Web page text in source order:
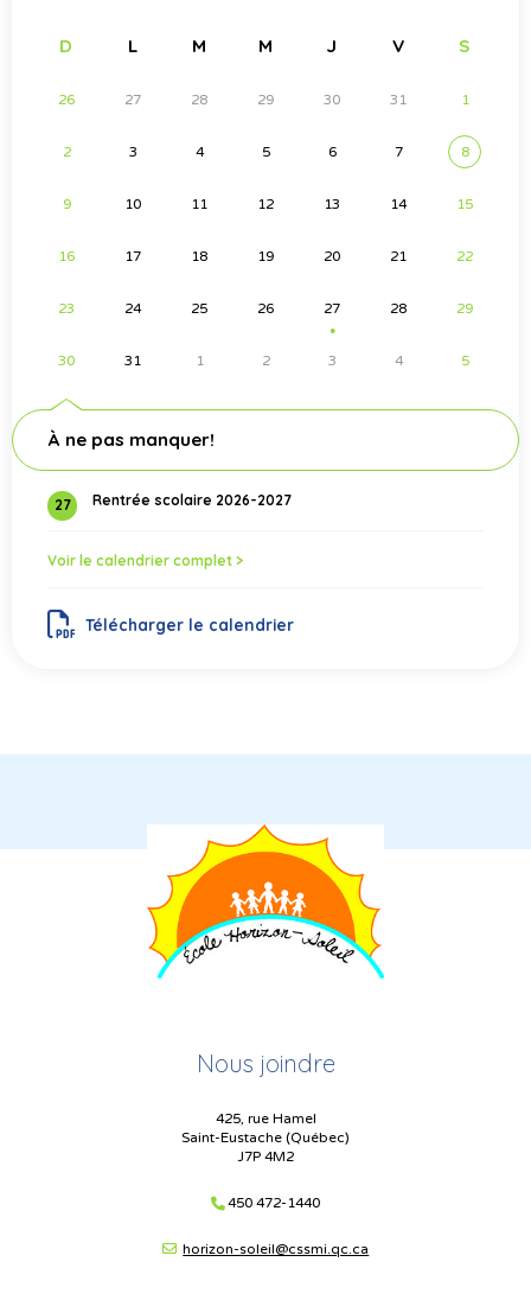
D L M M J V S
26 27 28 29 30 31 1
2 3 4 5 6 7 8
9 10 11 12 13 14 15
16 17 18 19 20 21 22
23 24 25 26 27
●
28 29
30 31 1 2 3 4 5
À ne pas manquer!
27 Rentrée scolaire 2026-2027
Voir le calendrier complet >
Télécharger le calendrier
Nous joindre
425, rue Hamel
Saint-Eustache (Québec)
J7P 4M2
450 472-1440
horizon-soleil@cssmi.qc.ca